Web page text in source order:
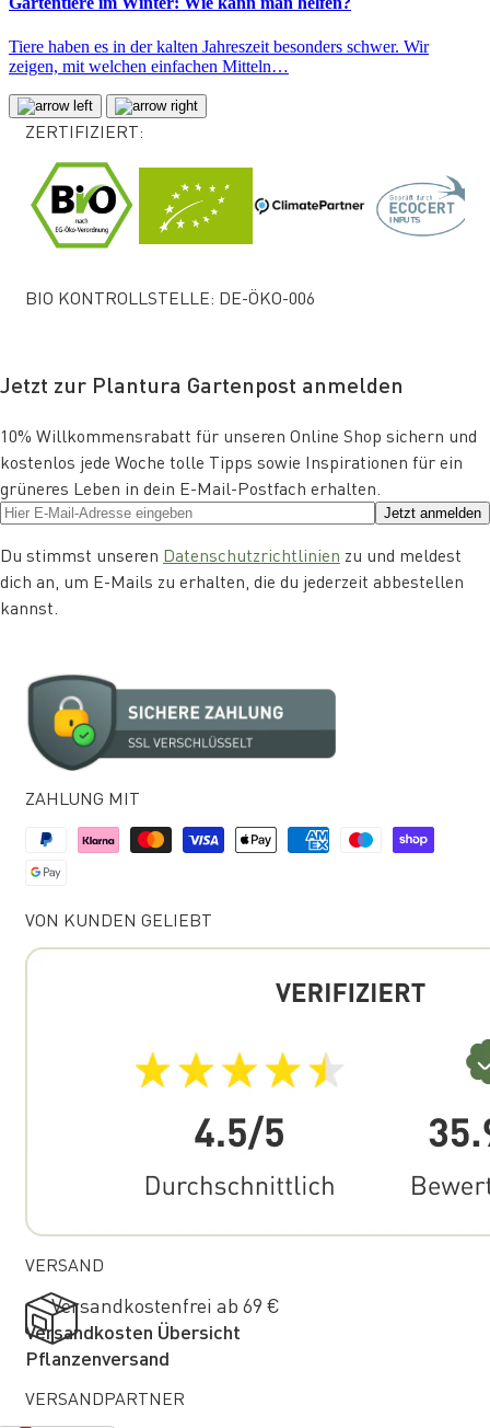
Tiere haben es in der kalten Jahreszeit besonders schwer. Wir
zeigen, mit welchen einfachen Mitteln…
ZERTIFIZIERT:
BIO KONTROLLSTELLE: DE-ÖKO-006
Jetzt zur Plantura Gartenpost anmelden
10% Willkommensrabatt für unseren Online Shop sichern und
kostenlos jede Woche tolle Tipps sowie Inspirationen für ein
grüneres Leben in dein E-Mail-Postfach erhalten.
Jetzt anmelden
Du stimmst unseren Datenschutzrichtlinien zu und meldest
dich an, um E-Mails zu erhalten, die du jederzeit abbestellen
kannst.
VERSAND
Versandkostenfrei ab 69 €
Versandkosten Übersicht
Pflanzenversand
VERSANDPARTNER
ZAHLUNG MIT
VON KUNDEN GELIEBT